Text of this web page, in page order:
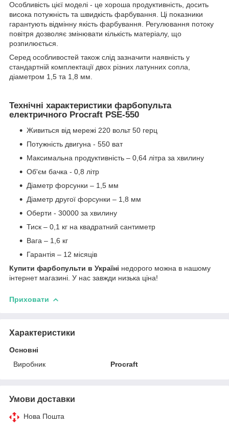
Особливість цієї моделі - це хороша продуктивність, досить
висока потужність та швидкість фарбування. Ці показники
гарантують відмінну якість фарбування. Регулювання потоку
повітря дозволяє змінювати кількість матеріалу, що
розпилюється.
Серед особливостей також слід зазначити наявність у
стандартній комплектації двох різних латунних сопла,
діаметром 1,5 та 1,8 мм.
Технічні характеристики фарбопульта
електричного Procraft PSE-550
Живиться від мережі 220 вольт 50 герц
Потужність двигуна - 550 ват
Максимальна продуктивність – 0,64 літра за хвилину
Об'єм бачка - 0,8 літр
Діаметр форсунки – 1,5 мм
Діаметр другої форсунки – 1,8 мм
Оберти - 30000 за хвилину
Тиск – 0,1 кг на квадратний сантиметр
Вага – 1,6 кг
Гарантія – 12 місяців
Купити фарбопульти в Україні недорого можна в нашому
інтернет магазині. У нас завжди низька ціна!
Приховати
Характеристики
Основні
Виробник
Procraft
Умови доставки
Нова Пошта